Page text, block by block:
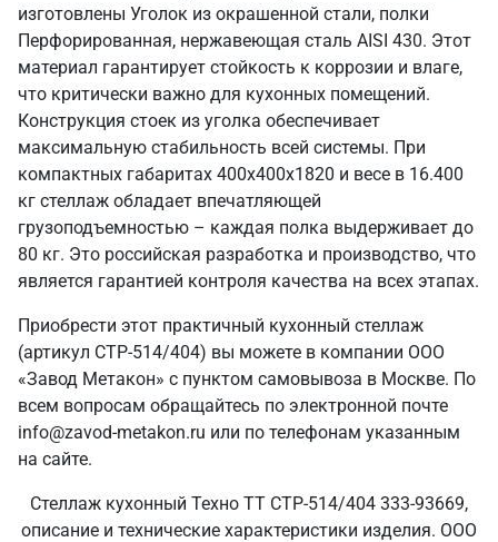
изготовлены Уголок из окрашенной стали, полки
Перфорированная, нержавеющая сталь AISI 430. Этот
материал гарантирует стойкость к коррозии и влаге,
что критически важно для кухонных помещений.
Конструкция стоек из уголка обеспечивает
максимальную стабильность всей системы. При
компактных габаритах 400х400х1820 и весе в 16.400
кг стеллаж обладает впечатляющей
грузоподъемностью – каждая полка выдерживает до
80 кг. Это российская разработка и производство, что
является гарантией контроля качества на всех этапах.
Приобрести этот практичный кухонный стеллаж
(артикул СТР-514/404) вы можете в компании ООО
«Завод Метакон» с пунктом самовывоза в Москве. По
всем вопросам обращайтесь по электронной почте
info@zavod-metakon.ru или по телефонам указанным
на сайте.
Стеллаж кухонный Техно ТТ СТР-514/404 333-93669,
описание и технические характеристики изделия. ООО